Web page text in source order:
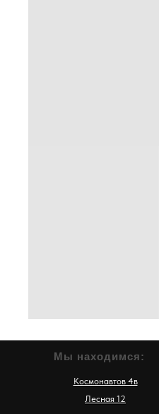
Лесная 12
Мы находимся:
Космонавтов 4в